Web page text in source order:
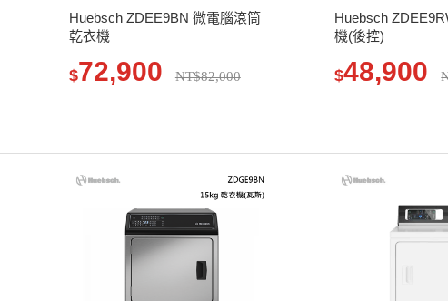
Huebsch ZDEE9BN 微電腦滾筒
乾衣機
$72,900 NT$82,000
Huebsch
機(後控)
$48,900